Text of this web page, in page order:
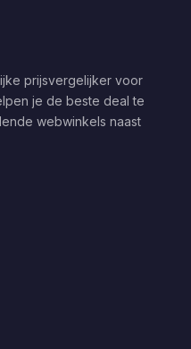
prijsvergelijker voor
je de beste deal te
webwinkels naast